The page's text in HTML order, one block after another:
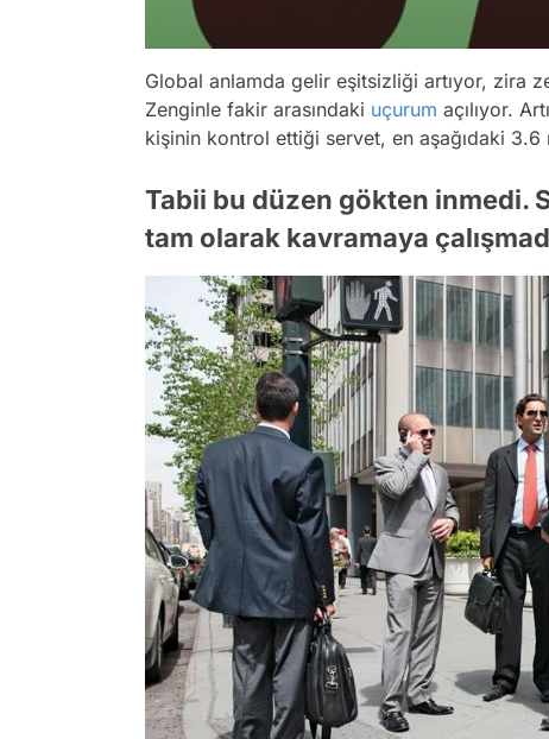
Global anlamda gelir eşitsizliği artıyor, zira
Zenginle fakir arasındaki uçurum açılıyor.
kişinin kontrol ettiği servet, en aşağıdaki 3.6
Tabii bu düzen gökten inmedi.
tam olarak kavramaya